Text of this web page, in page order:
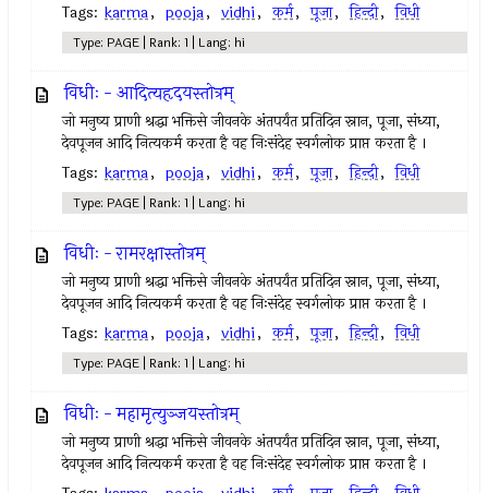
Tags: karma, pooja, vidhi, कर्म, पूजा, हिन्दी, विधी
Type: PAGE | Rank: 1 | Lang: hi
विधीः - आदित्यहृदयस्तोत्रम्
जो मनुष्य प्राणी श्रद्धा भक्तिसे जीवनके अंतपर्यंत प्रतिदिन स्नान, पूजा, संध्या,
देवपूजन आदि नित्यकर्म करता है वह निःसंदेह स्वर्गलोक प्राप्त करता है ।
Tags: karma, pooja, vidhi, कर्म, पूजा, हिन्दी, विधी
Type: PAGE | Rank: 1 | Lang: hi
विधीः - रामरक्षास्तोत्रम्
जो मनुष्य प्राणी श्रद्धा भक्तिसे जीवनके अंतपर्यंत प्रतिदिन स्नान, पूजा, संध्या,
देवपूजन आदि नित्यकर्म करता है वह निःसंदेह स्वर्गलोक प्राप्त करता है ।
Tags: karma, pooja, vidhi, कर्म, पूजा, हिन्दी, विधी
Type: PAGE | Rank: 1 | Lang: hi
विधीः - महामृत्युञ्जयस्तोत्रम्
जो मनुष्य प्राणी श्रद्धा भक्तिसे जीवनके अंतपर्यंत प्रतिदिन स्नान, पूजा, संध्या,
देवपूजन आदि नित्यकर्म करता है वह निःसंदेह स्वर्गलोक प्राप्त करता है ।